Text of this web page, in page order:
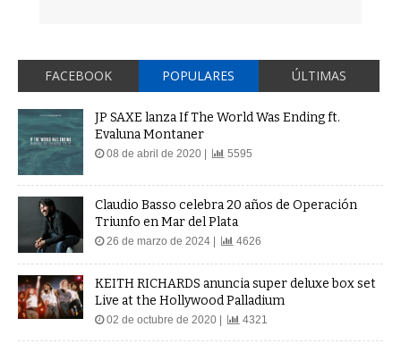
FACEBOOK POPULARES ÚLTIMAS
JP SAXE lanza If The World Was Ending ft.
Evaluna Montaner
08 de abril de 2020 | 5595
Claudio Basso celebra 20 años de Operación
Triunfo en Mar del Plata
26 de marzo de 2024 | 4626
KEITH RICHARDS anuncia super deluxe box set
Live at the Hollywood Palladium
02 de octubre de 2020 | 4321